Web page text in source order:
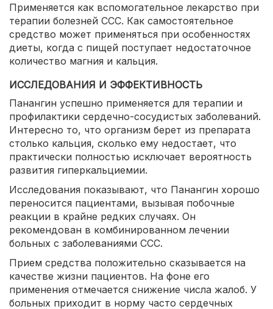
Применяется как вспомогательное лекарство при
терапии болезней ССС. Как самостоятельное
средство может применяться при особенностях
диеты, когда с пищей поступает недостаточное
количество магния и кальция.
ИССЛЕДОВАНИЯ И ЭФФЕКТИВНОСТЬ
Панангин успешно применяется для терапии и
профилактики сердечно-сосудистых заболеваний.
Интересно то, что организм берет из препарата
столько кальция, сколько ему недостает, что
практически полностью исключает вероятность
развития гиперкальциемии.
Исследования показывают, что Панангин хорошо
переносится пациентами, вызывая побочные
реакции в крайне редких случаях. Он
рекомендован в комбинированном лечении
больных с заболеваниями ССС.
Прием средства положительно сказывается на
качестве жизни пациентов. На фоне его
применения отмечается снижение числа жалоб. У
больных приходит в норму часто сердечных